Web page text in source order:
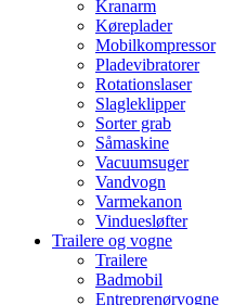
Kranarm
Køreplader
Mobilkompressor
Pladevibratorer
Rotationslaser
Slagleklipper
Sorter grab
Såmaskine
Vacuumsuger
Vandvogn
Varmekanon
Vinduesløfter
Trailere og vogne
Trailere
Badmobil
Entreprenørvogne